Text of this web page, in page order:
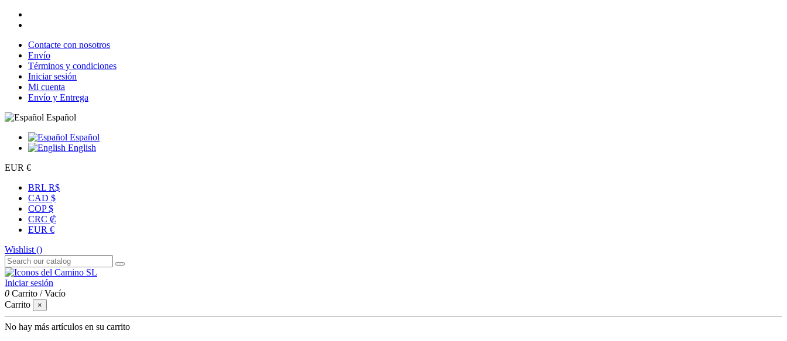
Contacte con nosotros
Envío
Términos y condiciones
Iniciar sesión
Mi cuenta
Envío y Entrega
Español
Español
English
EUR €
BRL R$
CAD $
COP $
CRC ₡
EUR €
Wishlist ()
Iniciar sesión
0 Carrito /Vacío
Carrito
×
No hay más artículos en su carrito